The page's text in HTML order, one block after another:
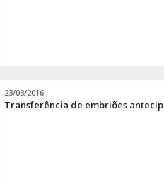
23/03/2016
Transferência de embriões